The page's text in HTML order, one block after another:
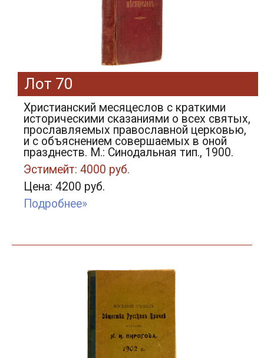
Лот 70
Христианский месяцеслов с краткими
историческими сказаниями о всех святых,
прославляемых православной церковью,
и с объяснением совершаемых в оной
празднеств. М.: Синодальная тип., 1900.
Эстимейт: 4000 руб.
Цена: 4200 руб.
Подробнее»